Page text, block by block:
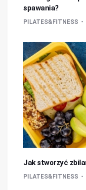
spawania?
PILATES&FITNESS
Jak stworzyć
PILATES&FITNESS